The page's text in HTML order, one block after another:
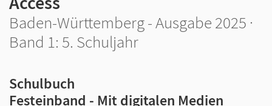
Baden-Württemberg - Ausgabe 2025 ·
Band 1: 5. Schuljahr
Schulbuch
Festeinband - Mit digitalen Medien